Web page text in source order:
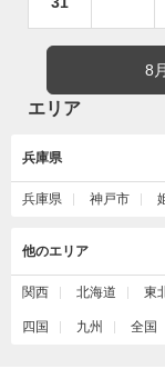
8
エリア
兵庫県
兵庫県 神戸市
他のエリア
関西 北海道 東
四国 九州 全国